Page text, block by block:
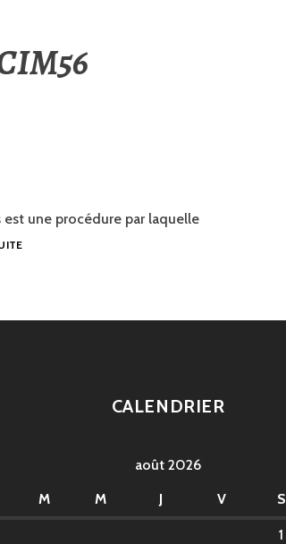
une procédure par laquelle
OPÉRATEUR
CALENDRIER
août 2026
M M J V S
1